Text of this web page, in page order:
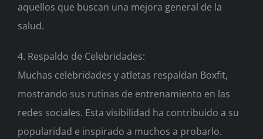
aquellos que buscan una mejora general de la
salud.
4. Respaldo de Celebridades:
Muchas celebridades y atletas respaldan Boxfit,
mostrando sus rutinas de entrenamiento en las
redes sociales. Esta visibilidad ha contribuido a su
popularidad e inspirado a muchos a probarlo.